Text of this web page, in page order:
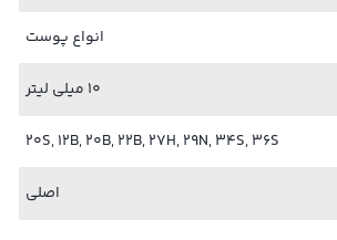
انواع پوست
10 میلی لیتر
20S, 12B, 20B, 22B, 27H, 29N, 34S, 36S
اصلی